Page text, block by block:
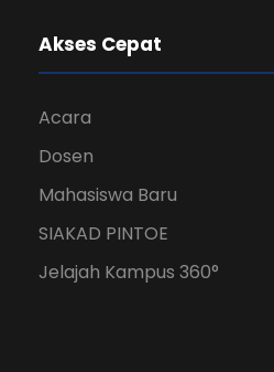
Akses Cepat
Acara
Dosen
Mahasiswa Baru
SIAKAD PINTOE
Jelajah Kampus 360°